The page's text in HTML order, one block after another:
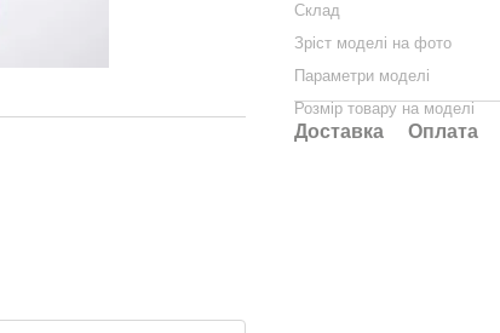
Склад
Зріст моделі на фото
Параметри моделі
Розмір товару на моделі
Доставка Оплата